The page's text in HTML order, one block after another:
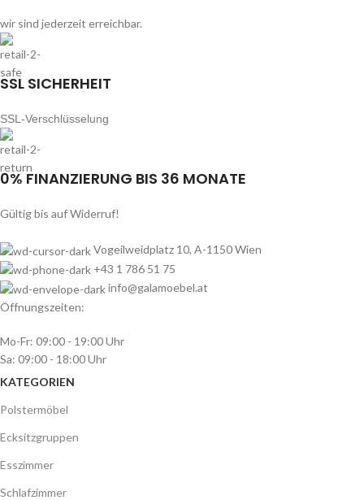
wir sind jederzeit erreichbar.
SSL SICHERHEIT
SSL-Verschlüsselung
0% FINANZIERUNG BIS 36 MONATE
Gültig bis auf Widerruf!
Vogeilweidplatz 10, A-1150 Wien
+43 1 786 51 75
info@galamoebel.at
Öffnungszeiten:
Mo-Fr: 09:00 - 19:00 Uhr
Sa: 09:00 - 18:00 Uhr
KATEGORIEN
Polstermöbel
Ecksitzgruppen
Esszimmer
Schlafzimmer